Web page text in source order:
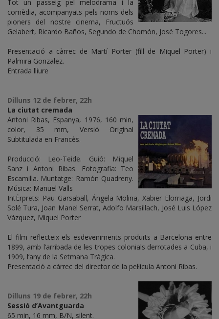
Tot un passeig pel melodrama i la
comèdia, acompanyats pels noms dels
pioners del nostre cinema, Fructuós
Gelabert, Ricardo Baños, Segundo de Chomón, José Togores...
Presentació a càrrec de Martí Porter (fill de Miquel Porter) i
Palmira Gonzalez.
Entrada lliure
Dilluns 12 de febrer, 22h
La ciutat cremada
Antoni Ribas, Espanya, 1976, 160 min,
color, 35 mm, Versió Original
Subtitulada en Francès.
Producció: Leo-Teide. Guió: Miquel
Sanz i Antoni Ribas. Fotografia: Teo
Escamilla. Muntatge: Ramón Quadreny.
Música: Manuel Valls
IntÈrprets: Pau Garsaball, Ángela Molina, Xabier Elorriaga, Jordi
Solé Tura, Joan Manel Serrat, Adolfo Marsillach, José Luis López
Vázquez, Miquel Porter
El film reflecteix els esdeveniments produïts a Barcelona entre
1899, amb l’arribada de les tropes colonials derrotades a Cuba, i
1909, l’any de la Setmana Tràgica.
Presentació a càrrec del director de la pel·lícula Antoni Ribas.
Dilluns 19 de febrer, 22h
Sessió d’Avantguarda
65 min, 16 mm, B/N, silent.